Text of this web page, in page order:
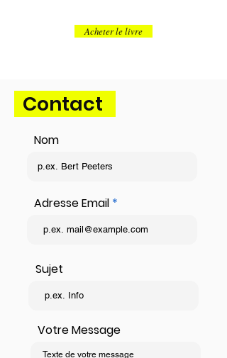
Acheter le livre
Contact
Nom
Adresse Email
Sujet
Votre Message